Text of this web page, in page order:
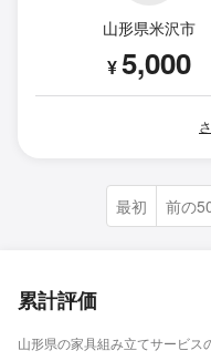
山形県米沢市
¥5,000
最初 前の
累計評価
山形県の家具組み立てサービス